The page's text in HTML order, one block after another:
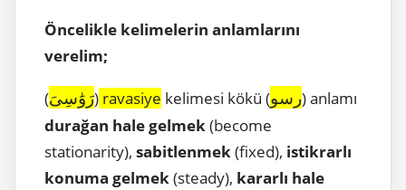
Öncelikle kelimelerin anlamlarını
verelim;
(رَوَٰسِىَ) ravasiye kelimesi kökü (رسو) anlamı
durağan hale gelmek(become
stationarity), sabitlenmek(fixed), istikrarlı
konuma gelmek(steady), kararlı hale